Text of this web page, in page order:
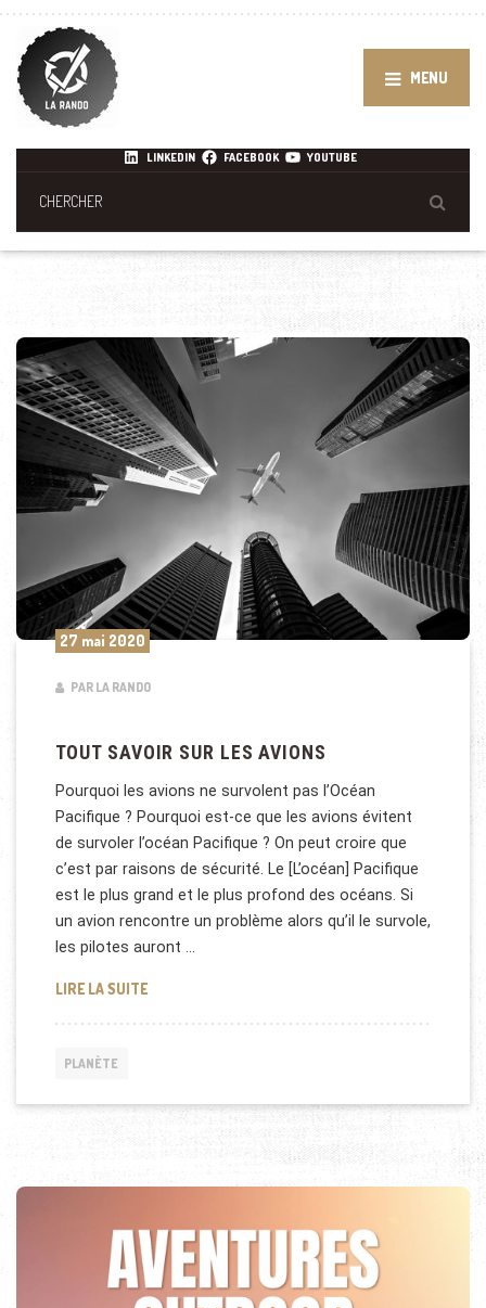
MENU
LINKEDIN FACEBOOK YOUTUBE
27 mai 2020
PAR LA RANDO
TOUT SAVOIR SUR LES AVIONS
Pourquoi les avions ne survolent pas l’Océan
Pacifique ? Pourquoi est-ce que les avions évitent
de survoler l’océan Pacifique ? On peut croire que
c’est par raisons de sécurité. Le [L’océan] Pacifique
est le plus grand et le plus profond des océans. Si
un avion rencontre un problème alors qu’il le survole,
les pilotes auront …
LIRE LA SUITETOUT SAVOIR SUR LES AVIONS
PLANÈTE